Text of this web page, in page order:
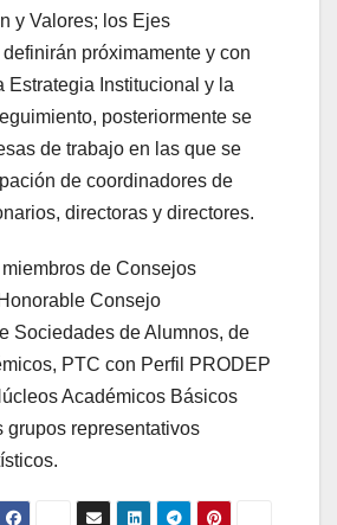
y Valores; los Ejes
próximamente y con
Estrategia Institucional y la
posteriormente se
de trabajo en las que se
de coordinadores de
directoras y directores.
de Consejos
Consejo
Sociedades de Alumnos, de
PTC con Perfil PRODEP
Académicos Básicos
grupos representativos